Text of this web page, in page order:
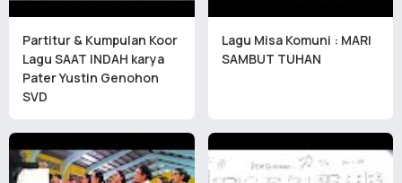
Partitur & Kumpulan Koor
Lagu SAAT INDAH karya
Pater Yustin Genohon
SVD
Lagu Misa Komuni : MARI
SAMBUT TUHAN